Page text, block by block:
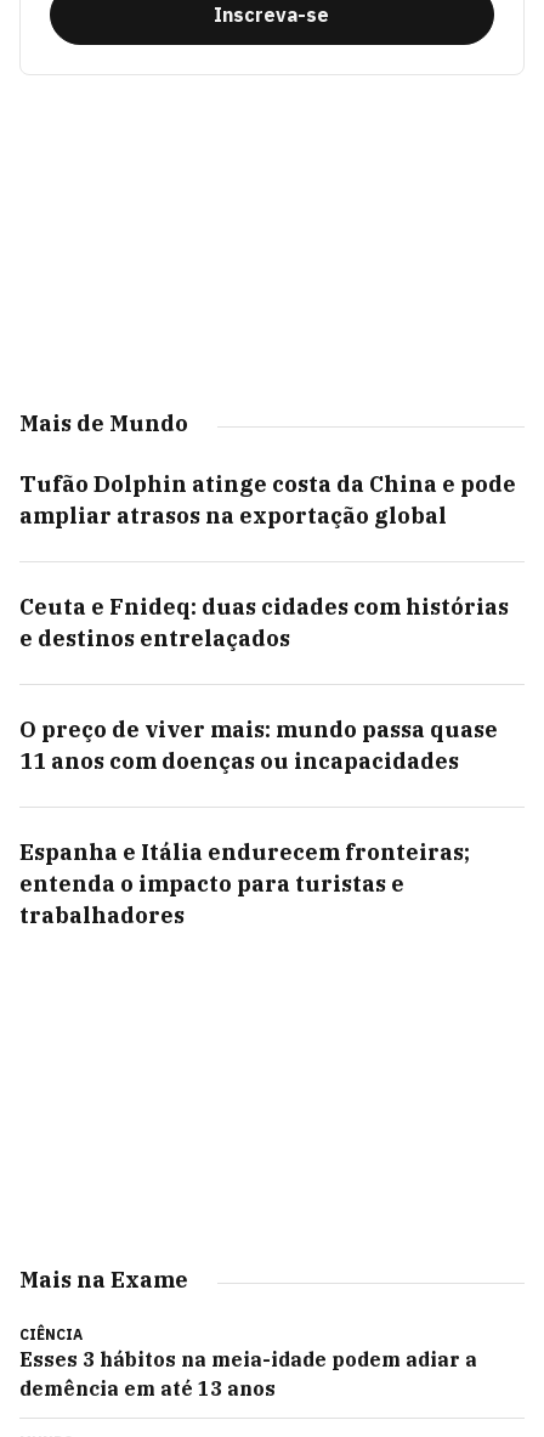
Inscreva-se
Mais de Mundo
Tufão Dolphin atinge costa da China e pode
ampliar atrasos na exportação global
Ceuta e Fnideq: duas cidades com histórias
e destinos entrelaçados
O preço de viver mais: mundo passa quase
11 anos com doenças ou incapacidades
Espanha e Itália endurecem fronteiras;
entenda o impacto para turistas e
trabalhadores
Mais na Exame
CIÊNCIA
Esses 3 hábitos na meia-idade podem adiar a
demência em até 13 anos